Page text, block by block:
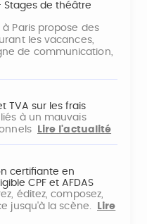
Stages de théâtre
à Paris propose des
les vacances,
de communication,
TVA sur les frais
à un mauvais
Lire l'actualité
certifiante en
CPF et AFDAS
éditez, composez,
jusqu'à la scène.
Lire